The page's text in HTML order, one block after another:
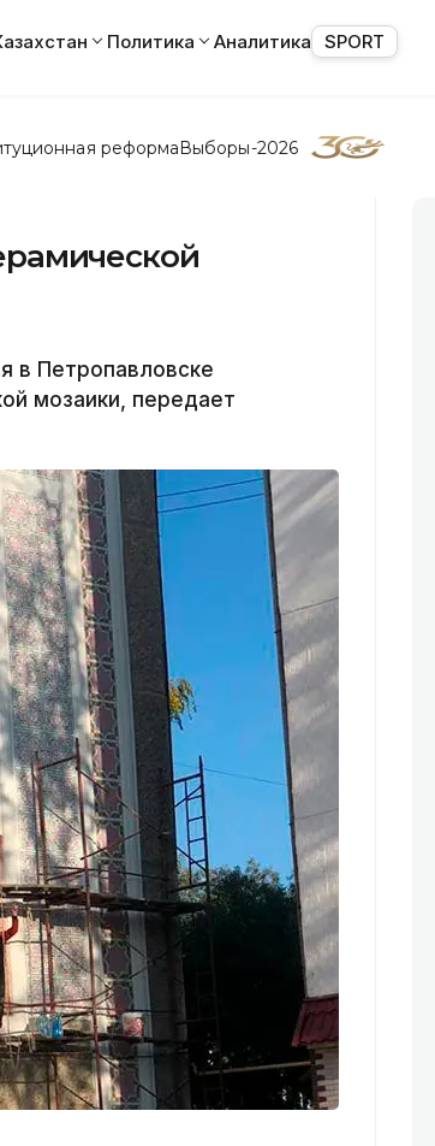
Политика Аналитика SPORT
реформаВыборы-2026
в Петропавловске
мозаики, передает